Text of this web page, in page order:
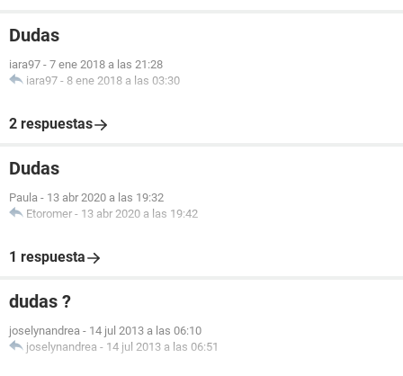
Dudas
iara97 - 7 ene 2018 a las 21:28
iara97 - 8 ene 2018 a las 03:30
2 respuestas
Dudas
Paula - 13 abr 2020 a las 19:32
Etoromer - 13 abr 2020 a las 19:42
1 respuesta
dudas ?
joselynandrea - 14 jul 2013 a las 06:10
joselynandrea - 14 jul 2013 a las 06:51